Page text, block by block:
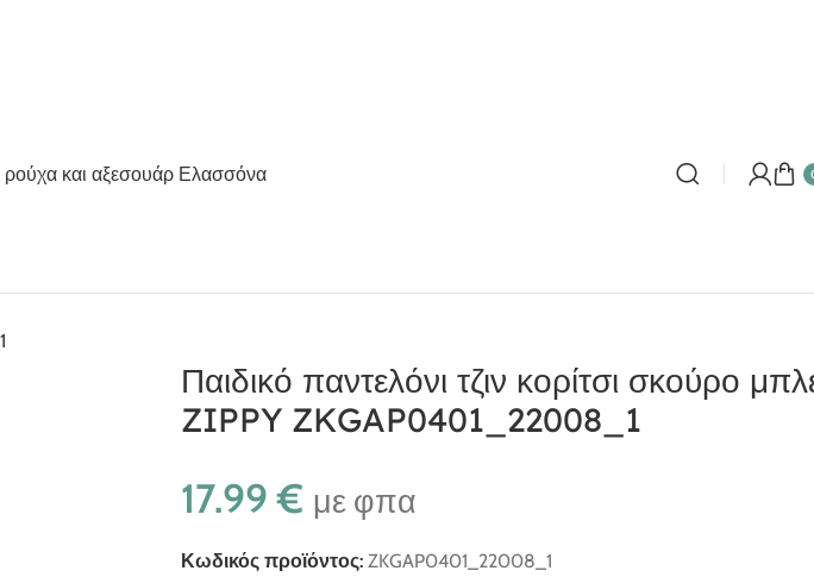
Παιδικό παντελόνι τζιν κορίτσι σκούρο
ZIPPY ZKGAP0401_22008_1
17.99€ με φπα
Κωδικός προϊόντος: ZKGAP0401_22008_1